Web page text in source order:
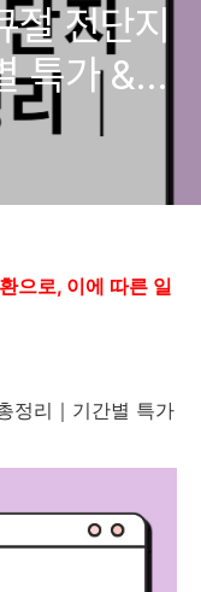
전단지
특가 &
으로, 이에 따른 일
정리｜기간별 특가